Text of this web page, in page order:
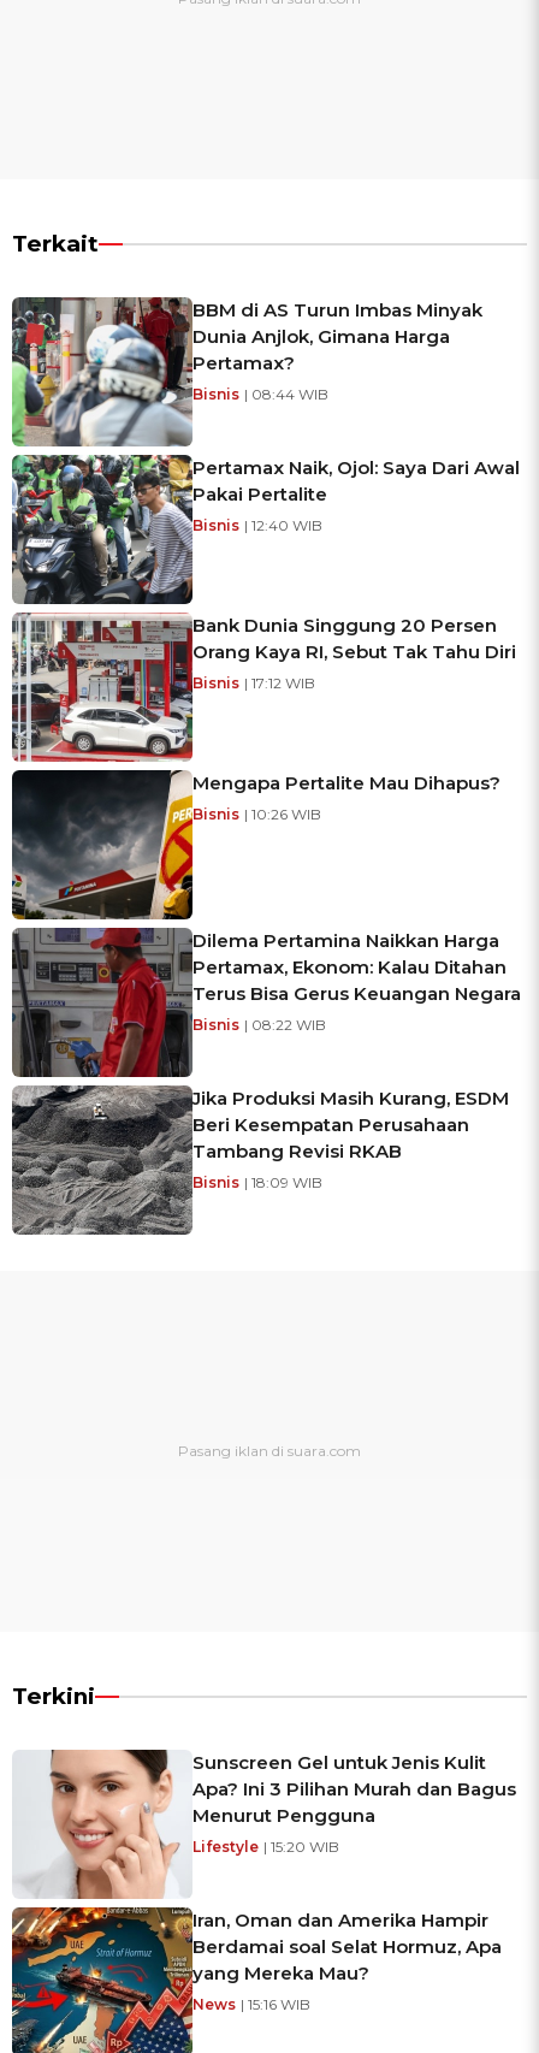
Terkait
BBM di AS Turun Imbas Minyak
Dunia Anjlok, Gimana Harga
Pertamax?
Bisnis | 08:44 WIB
Pertamax Naik, Ojol: Saya Dari Awal
Pakai Pertalite
Bisnis | 12:40 WIB
Bank Dunia Singgung 20 Persen
Orang Kaya RI, Sebut Tak Tahu Diri
Bisnis | 17:12 WIB
Mengapa Pertalite Mau Dihapus?
Bisnis | 10:26 WIB
Dilema Pertamina Naikkan Harga
Pertamax, Ekonom: Kalau Ditahan
Terus Bisa Gerus Keuangan Negara
Bisnis | 08:22 WIB
Jika Produksi Masih Kurang, ESDM
Beri Kesempatan Perusahaan
Tambang Revisi RKAB
Bisnis | 18:09 WIB
Terkini
Sunscreen Gel untuk Jenis Kulit
Apa? Ini 3 Pilihan Murah dan Bagus
Menurut Pengguna
Lifestyle | 15:20 WIB
Iran, Oman dan Amerika Hampir
Berdamai soal Selat Hormuz, Apa
yang Mereka Mau?
News | 15:16 WIB